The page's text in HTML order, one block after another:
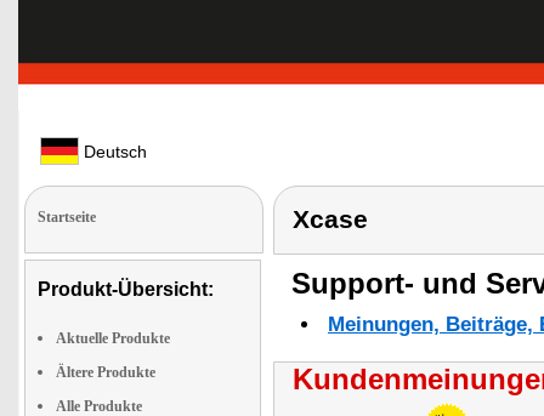
Deutsch
Startseite
Produkt-Übersicht:
Aktuelle Produkte
Ältere Produkte
Alle Produkte
Xcase
Support- und
Meinungen,